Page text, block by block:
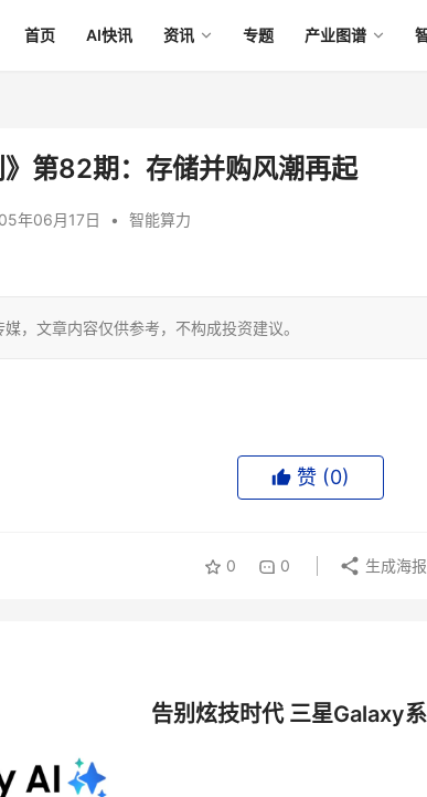
首页 AI快讯 资讯 专题 产业图谱
》第82期：存储并购风潮再起
年06月17日 • 智能算力
，文章内容仅供参考，不构成投资建议。
赞 (0)
0 0 生成海报
告别炫技时代 三星Galaxy